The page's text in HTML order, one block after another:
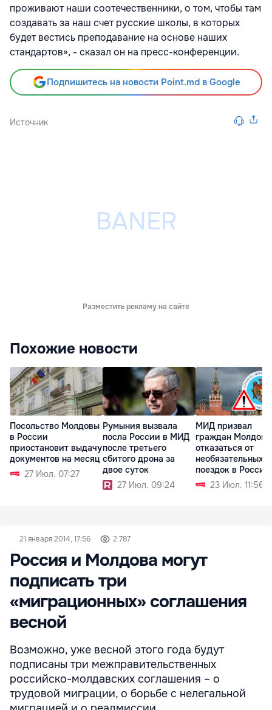
проживают наши соотечественники, о том, чтобы там
создавать за наш счет русские школы, в которых
будет вестись преподавание на основе наших
стандартов», - сказал он на пресс-конференции.
Подпишитесь на новости Point.md в Google
Источник
Разместить рекламу на сайте
Похожие новости
Посольство Молдовы
в России
приостановит выдачу
документов на месяц
27 Июл. 07:27
Румыния вызвала
посла России в МИД
после третьего
сбитого дрона за
двое суток
27 Июл. 09:24
МИД призвал
граждан Молдовы
отказаться от
необязательных
поездок в Россию
23 Июл. 11:56
21 января 2014, 17:56 2 787
Россия и Молдова могут
подписать три
«миграционных» соглашения
весной
Возможно, уже весной этого года будут
подписаны три межправительственных
российско-молдавских соглашения – о
трудовой миграции, о борьбе с нелегальной